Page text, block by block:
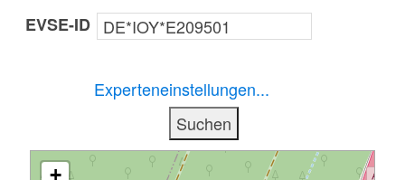
EVSE-ID
Experteneinstellungen...